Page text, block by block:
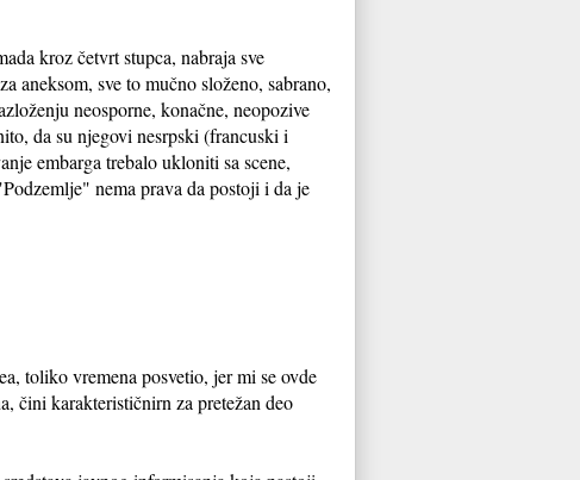
kroz četvrt stupca, nabraja sve
aneksom, sve to mučno složeno, sabrano,
neosporne, konačne, neopozive
da su njegovi nesrpski (francuski i
embarga trebalo ukloniti sa scene,
nema prava da postoji i da je
toliko vremena posvetio, jer mi se ovde
čini karakterističnirn za pretežan deo